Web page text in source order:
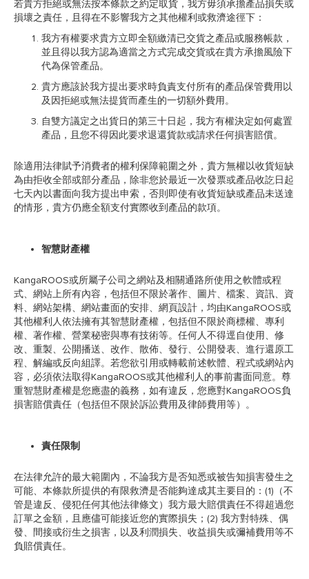
若貴方拒絕或無法按本條款之約定取貨，我方毋須承擔產品損失或
損壞之責任，且得在不影響我方之其他權利或救濟途徑下：
我方有權要求貴方立即全額繳清已交貨之產品或服務帳款，
並且得以我方認為適當之方式完成交貨或在貴方承擔風險下
代為保管產品。
貴方應該於我方提出要求時負責支付所有的產品保管費用以
及因拒絕或無法提貨而產生的一切額外費用。
自雙方議定之出貨日的第三十日起，我方有權決定如何處置
產品，且您不得因此要求退還貨款或請求任何損害賠償。
除適用法律賦予消費者的權利保障範圍之外，貴方無權以收貨短缺
為由拒收全部或部分產品，除非您於最近一次發票或產品收訖日起
七天內以書面向我方提出申索，否則即使有收貨短缺或產品未送達
的情形，貴方仍應全額支付實際收到產品的款項。
智慧財產權
KangaROOS或所屬子公司之網站及相關通路所使用之軟體或程
式、網站上所有內容，包括但不限於著作、圖片、檔案、資訊、資
料、網站架構、網站畫面的安排、網頁設計，均由KangaROOS或
其他權利人依法擁有其智慧財產權，包括但不限於商標權、專利
權、著作權、營業秘密與專有技術等。任何人不得逕自使用、修
改、重製、公開播送、改作、散佈、發行、公開發表、進行還原工
程、解編或反向組譯。若您欲引用或轉載前述軟體、程式或網站內
容，必須依法取得KangaROOS或其他權利人的事前書面同意。尊
重智慧財產權是您應盡的義務，如有違反，您應對KangaROOS負
損害賠償責任（包括但不限於訴訟費用及律師費用等）。
責任限制
在法律允許的最大範圍內，不論我方是否知悉或被告知損害發生之
可能、本條款所提供的有限救濟是否能夠達成其主要目的：(1)（不
管是違反、侵犯任何其他法律條文）我方最大賠償責任不得超過您
訂單之金額，且應儘可能接近您的實際損失；(2) 我方對特殊、偶
發、間接或衍生之損害，以及利潤損失、收益損失或彌補費用等不
負賠償責任。